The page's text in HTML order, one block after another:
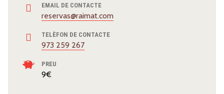
EMAIL DE CONTACTE
reservas@raimat.com
TELÈFON DE CONTACTE
973 259 267
PREU
9€